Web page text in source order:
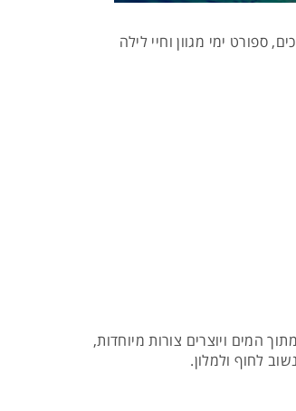
ספורט ימי מגוון וחיי לילה
המים ויוצרים צורות מיוחדות,
לחוף ולמלון.